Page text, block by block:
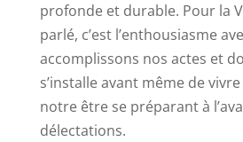
profonde et durable. Pour la
parlé, c’est l’enthousiasme
accomplissons nos actes et
s’installe avant même de
notre être se préparant à
délectations.